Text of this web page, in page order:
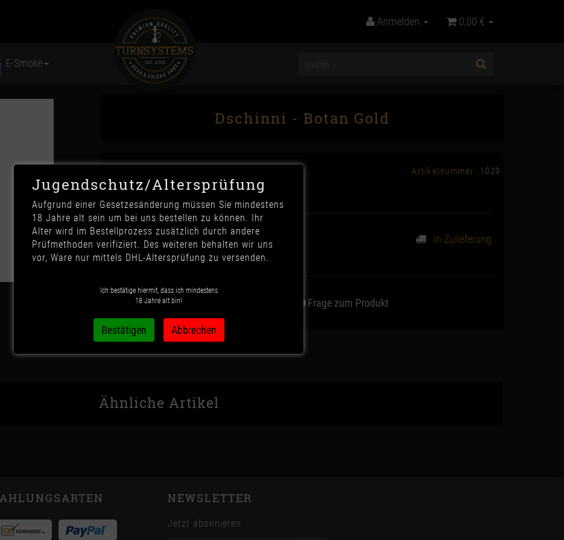
Anmelden 0,00 €
E-Smoke
Dschinni - Botan Gold
Artikelnummer: 1029
159,90 € *
in Zulieferung
Wunschzettel Frage zum Produkt
Ähnliche Artikel
NEWSLETTER
Jetzt abonnieren
Jugendschutz/Altersprüfung
Aufgrund einer Gesetzesänderung müssen Sie mindestens
18 Jahre alt sein um bei uns bestellen zu können. Ihr
Alter wird im Bestellprozess zusätzlich durch andere
Prüfmethoden verifiziert. Des weiteren behalten wir uns
vor, Ware nur mittels DHL-Altersprüfung zu versenden.
Ich bestätige hiermit, dass ich mindestens
18 Jahre alt bin!